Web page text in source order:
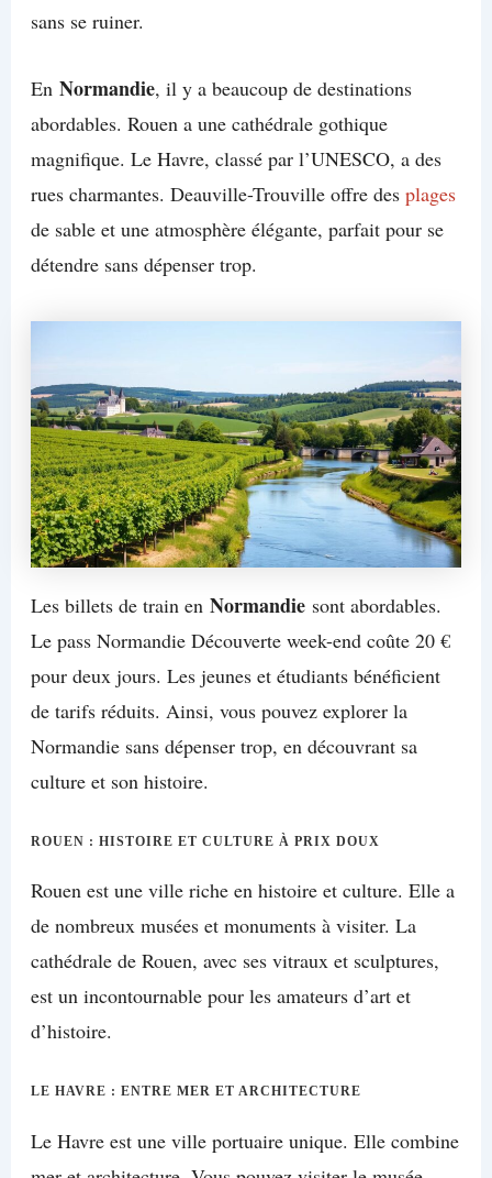
sans se ruiner.
En Normandie, il y a beaucoup de destinations
abordables. Rouen a une cathédrale gothique
magnifique. Le Havre, classé par l’UNESCO, a des
rues charmantes. Deauville-Trouville offre des plages
de sable et une atmosphère élégante, parfait pour se
détendre sans dépenser trop.
Les billets de train en Normandiesont abordables.
Le pass Normandie Découverte week-end coûte 20 €
pour deux jours. Les jeunes et étudiants bénéficient
de tarifs réduits. Ainsi, vous pouvez explorer la
Normandie sans dépenser trop, en découvrant sa
culture et son histoire.
ROUEN : HISTOIRE ET CULTURE À PRIX DOUX
Rouen est une ville riche en histoire et culture. Elle a
de nombreux musées et monuments à visiter. La
cathédrale de Rouen, avec ses vitraux et sculptures,
est un incontournable pour les amateurs d’art et
d’histoire.
LE HAVRE : ENTRE MER ET ARCHITECTURE
Le Havre est une ville portuaire unique. Elle combine